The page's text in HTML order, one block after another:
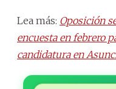
Lea más: Oposición
encuesta en febrero
candidatura en